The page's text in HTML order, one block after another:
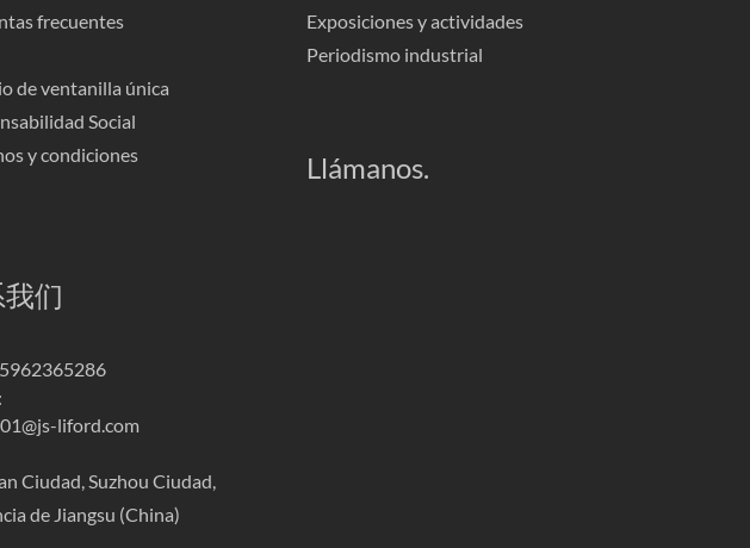
frecuentes
de ventanilla única
Social
y condiciones
Exposiciones y actividades
Periodismo industrial
Llámanos.
们
liford.com
Ciudad, Suzhou Ciudad,
de Jiangsu (China)